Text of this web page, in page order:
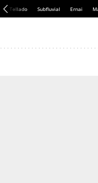
Tellado Subfluvial Ernai